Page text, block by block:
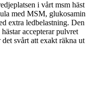
i vårt msm häst
med MSM, glukosamin
extra ledbelastning. Den
accepterar pulvret
svårt att exakt räkna ut